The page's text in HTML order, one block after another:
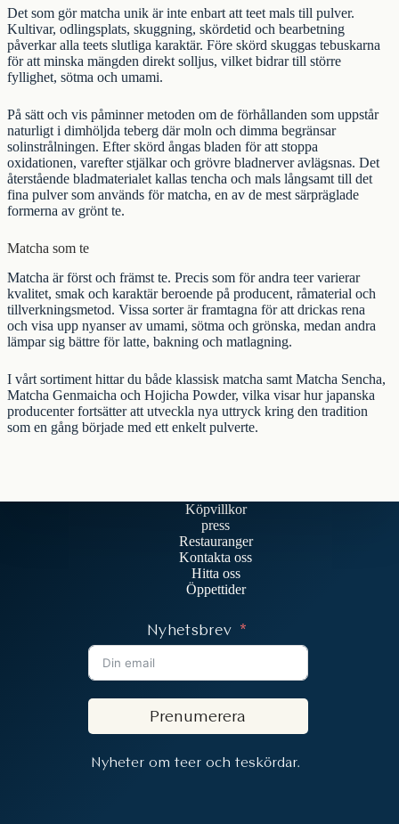
Det som gör matcha unik är inte enbart att teet mals till pulver.
Kultivar, odlingsplats, skuggning, skördetid och bearbetning
påverkar alla teets slutliga karaktär. Före skörd skuggas tebuskarna
för att minska mängden direkt solljus, vilket bidrar till större
fyllighet, sötma och umami.
På sätt och vis påminner metoden om de förhållanden som uppstår
naturligt i dimhöljda teberg där moln och dimma begränsar
solinstrålningen. Efter skörd ångas bladen för att stoppa
oxidationen, varefter stjälkar och grövre bladnerver avlägsnas. Det
återstående bladmaterialet kallas tencha och mals långsamt till det
fina pulver som används för matcha, en av de mest särpräglade
formerna av grönt te.
Matcha som te
Matcha är först och främst te. Precis som för andra teer varierar
kvalitet, smak och karaktär beroende på producent, råmaterial och
tillverkningsmetod. Vissa sorter är framtagna för att drickas rena
och visa upp nyanser av umami, sötma och grönska, medan andra
lämpar sig bättre för latte, bakning och matlagning.
I vårt sortiment hittar du både klassisk matcha samt Matcha Sencha,
Matcha Genmaicha och Hojicha Powder, vilka visar hur japanska
producenter fortsätter att utveckla nya uttryck kring den tradition
som en gång började med ett enkelt pulverte.
Köpvillkor
press
Restauranger
Kontakta oss
Hitta oss
Öppettider
Nyhetsbrev
Prenumerera
Nyheter om teer och teskördar.